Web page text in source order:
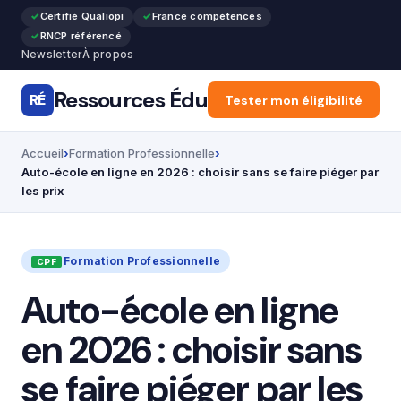
Certifié Qualiopi
France compétences
RNCP référencé
NewsletterÀ propos
RÉ Ressources Édu Accueil Articles
Tester mon éligibilité
Accueil Formation Professionnelle
Auto-école en ligne en 2026 : choisir sans se faire piéger par
les prix
Formation Professionnelle
Auto-école en ligne
en 2026 : choisir sans
se faire piéger par les